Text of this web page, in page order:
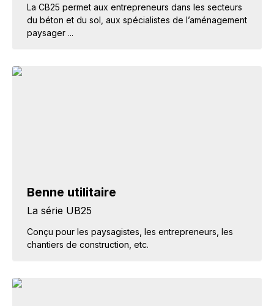
La CB25 permet aux entrepreneurs dans les secteurs
du béton et du sol, aux spécialistes de l’aménagement
paysager ...
Benne utilitaire
La série UB25
Conçu pour les paysagistes, les entrepreneurs, les
chantiers de construction, etc.